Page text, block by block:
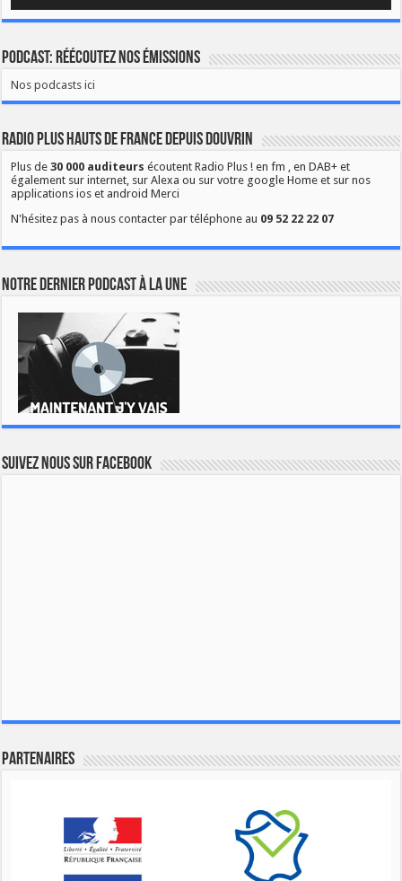
Podcast: Réécoutez nos émissions
Nos podcasts ici
Radio Plus Hauts de France depuis Douvrin
Plus de30 000 auditeurs écoutent Radio Plus ! en fm , en DAB+ et
également sur internet, sur Alexa ou sur votre google Home et sur nos
applications ios et android Merci
N'hésitez pas à nous contacter par téléphone au 09 52 22 22 07
Notre dernier podcast à la une
Suivez nous sur Facebook
Partenaires